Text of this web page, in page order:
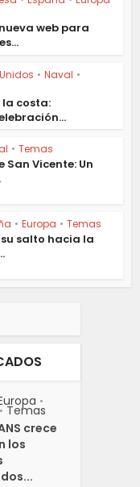
web para
• Naval •
la costa:
• Temas
San Vicente: Un
• Europa • Temas
salto hacia la
•
• Temas
crece
los